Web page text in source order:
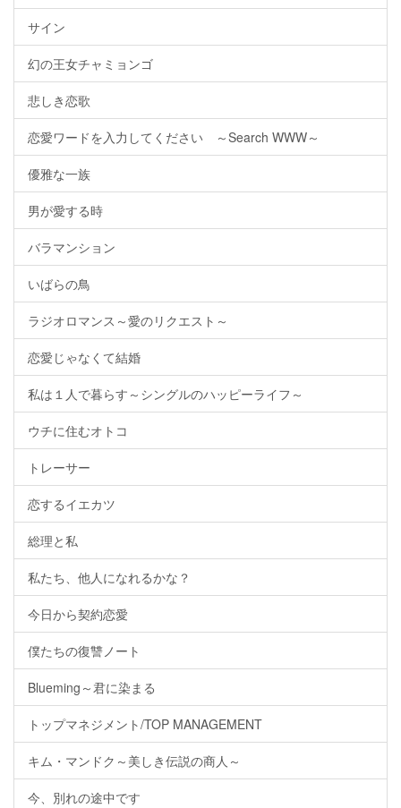
サイン
幻の王女チャミョンゴ
悲しき恋歌
恋愛ワードを入力してください ～Search WWW～
優雅な一族
男が愛する時
バラマンション
いばらの鳥
ラジオロマンス～愛のリクエスト～
恋愛じゃなくて結婚
私は１人で暮らす～シングルのハッピーライフ～
ウチに住むオトコ
トレーサー
恋するイエカツ
総理と私
私たち、他人になれるかな？
今日から契約恋愛
僕たちの復讐ノート
Blueming～君に染まる
トップマネジメント/TOP MANAGEMENT
キム・マンドク～美しき伝説の商人～
今、別れの途中です